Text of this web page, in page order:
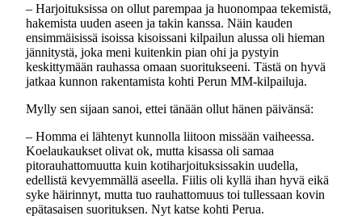
– Harjoituksissa on ollut parempaa ja huonompaa tekemistä,
hakemista uuden aseen ja takin kanssa. Näin kauden
ensimmäisissä isoissa kisoissani kilpailun alussa oli hieman
jännitystä, joka meni kuitenkin pian ohi ja pystyin
keskittymään rauhassa omaan suoritukseeni. Tästä on hyvä
jatkaa kunnon rakentamista kohti Perun MM-kilpailuja.
Mylly sen sijaan sanoi, ettei tänään ollut hänen päivänsä:
– Homma ei lähtenyt kunnolla liitoon missään vaiheessa.
Koelaukaukset olivat ok, mutta kisassa oli samaa
pitorauhattomuutta kuin kotiharjoituksissakin uudella,
edellistä kevyemmällä aseella. Fiilis oli kyllä ihan hyvä eikä
syke häirinnyt, mutta tuo rauhattomuus toi tullessaan kovin
epätasaisen suorituksen. Nyt katse kohti Perua.